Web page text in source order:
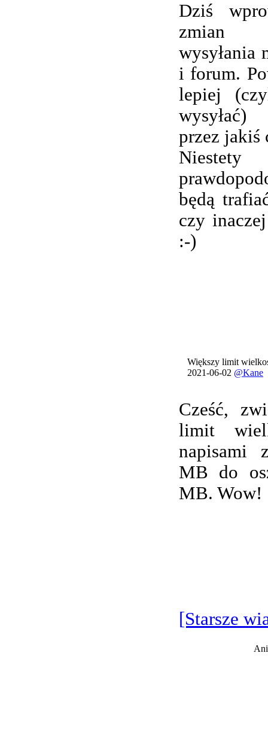
Dziś
zmian
wysyłania
i forum.
lepiej
przez jakiś
będą
czy
:-)
Większy limit
2021-06-02 @Kane
Cześć,
limit
napisami
MB do
MB. Wow!
[Starsze